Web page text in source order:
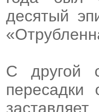
десятый
С другой
пересадки